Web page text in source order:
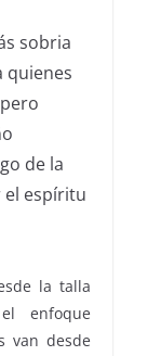
sobria
quienes
de la
espíritu
la talla
enfoque
van desde